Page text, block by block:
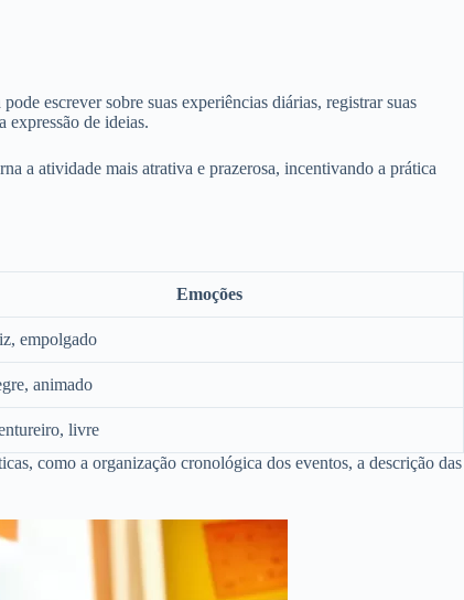
escrever sobre suas experiências diárias, registrar suas
expressão de ideias.
a atividade mais atrativa e prazerosa, incentivando a prática
Emoções
empolgado
animado
livre
como a organização cronológica dos eventos, a descrição das